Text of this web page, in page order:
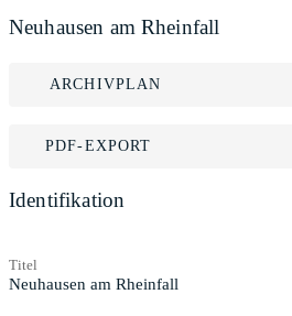
Neuhausen am Rheinfall
ARCHIVPLAN
PDF-EXPORT
Identifikation
Titel
Neuhausen am Rheinfall